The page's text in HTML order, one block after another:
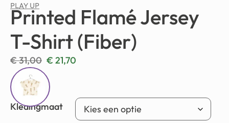
PLAY UP
Printed Flamé Jersey
T-Shirt (Fiber)
€31,00 € 21,70
Kledingmaat